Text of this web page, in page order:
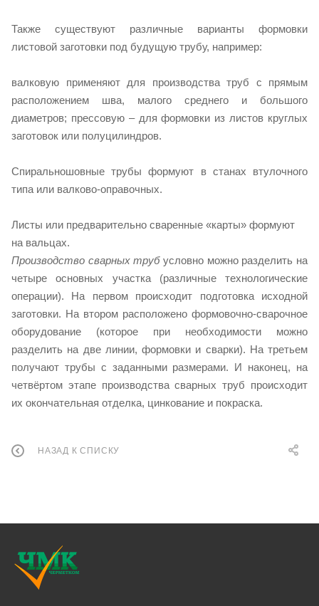
Также существуют различные варианты формовки
листовой заготовки под будущую трубу, например:
валковую применяют для производства труб с прямым
расположением шва, малого среднего и большого
диаметров; прессовую – для формовки из листов круглых
заготовок или полуцилиндров.
Спиральношовные трубы формуют в станах втулочного
типа или валково-оправочных.
Листы или предварительно сваренные «карты» формуют
на вальцах.
Производство сварных трубусловно можно разделить на
четыре основных участка (различные технологические
операции). На первом происходит подготовка исходной
заготовки. На втором расположено формовочно-сварочное
оборудование (которое при необходимости можно
разделить на две линии, формовки и сварки). На третьем
получают трубы с заданными размерами. И наконец, на
четвёртом этапе производства сварных труб происходит
их окончательная отделка, цинкование и покраска.
НАЗАД К СПИСКУ